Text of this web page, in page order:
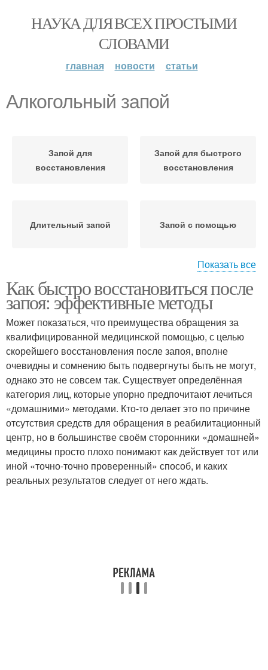
НАУКА ДЛЯ ВСЕХ ПРОСТЫМИ
СЛОВАМИ
главная новости статьи
Алкогольный запой
Запой для
восстановления
Запой для быстрого
восстановления
Длительный запой Запой с помощью
алкогольной
зависимости
Выход из запоя
Муж из запоя Вывод из запоя
Запой без врачебной
помощи
Питание при
алкогольном
отравлении
Алкогольное мышление
Алкогольная
Показать все
Как быстро восстановиться после
запоя: эффективные методы
Может показаться, что преимущества обращения за
квалифицированной медицинской помощью, с целью
скорейшего восстановления после запоя, вполне
очевидны и сомнению быть подвергнуты быть не могут,
однако это не совсем так. Существует определённая
категория лиц, которые упорно предпочитают лечиться
«домашними» методами. Кто-то делает это по причине
отсутствия средств для обращения в реабилитационный
центр, но в большинстве своём сторонники «домашней»
медицины просто плохо понимают как действует тот или
иной «точно-точно проверенный» способ, и каких
реальных результатов следует от него ждать.